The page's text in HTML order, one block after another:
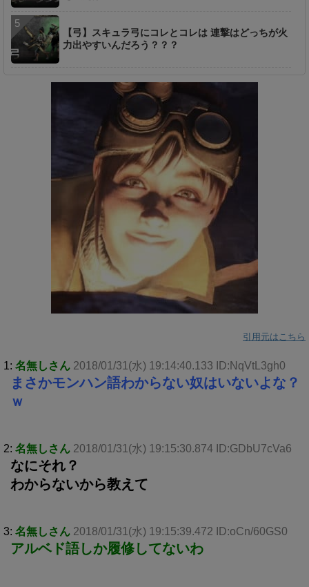
【弓】スキュラ弓にコレとコレは 連撃はどっちが火
力出やすいんだろう？？？
引用元はこちら
1: 名無しさん 2018/01/31(水) 19:14:40.133 ID:NqVtL3gh0
まさかモンハン語わからない奴はいないよな？
ｗ
2: 名無しさん 2018/01/31(水) 19:15:30.874 ID:GDbU7cVa6
なにそれ？
わからないから教えて
3: 名無しさん 2018/01/31(水) 19:15:39.472 ID:oCn/60GS0
アルベド語しか履修してないわ